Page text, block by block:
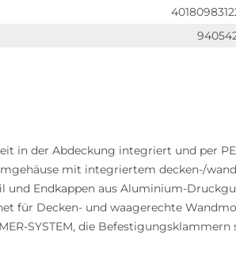
in der Abdeckung integriert und per
mit integriertem decken-/
Endkappen aus Aluminium-
für Decken- und waagerechte
SYSTEM, die